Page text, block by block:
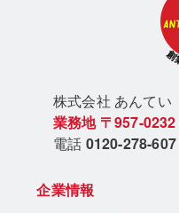
株式会社 あんてい
業務地 〒957-0232
電話 0120-278-607
企業情報